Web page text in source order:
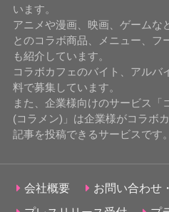
います。
アニメや漫画、映画、ゲームな
とのコラボ商品、メニュー、フ
も紹介しています。
コラボカフェのバイト、アルバ
料で募集しています。
また、企業様向けのサービス「
(コラメン)」は企業様がコラボ
記事を投稿できるサービスです。
会社概要
お問い合わせ